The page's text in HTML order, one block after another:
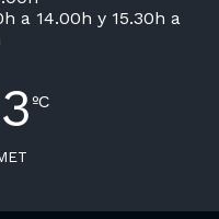
a 14.00h y 15.30h a
ºC